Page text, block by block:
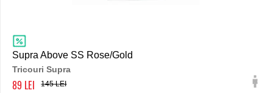
Supra Above SS Rose/Gold
Tricouri Supra
89 145